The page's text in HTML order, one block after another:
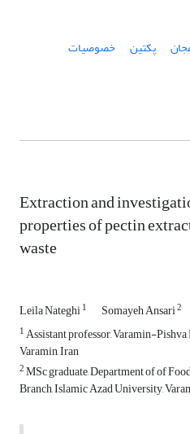
پکتین خصوصیات
Extraction and
properties of pectin
waste
Leila Nateghi1 Somayeh Ansari2
1Assistant professor, Varamin-
Varamin, Iran
2MSc graduate, Department of of
Branch, Islamic Azad University,